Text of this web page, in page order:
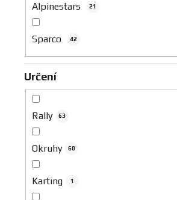
Alpinestars 21
Sparco 42
Určení
Rally 63
Okruhy 60
Karting 1